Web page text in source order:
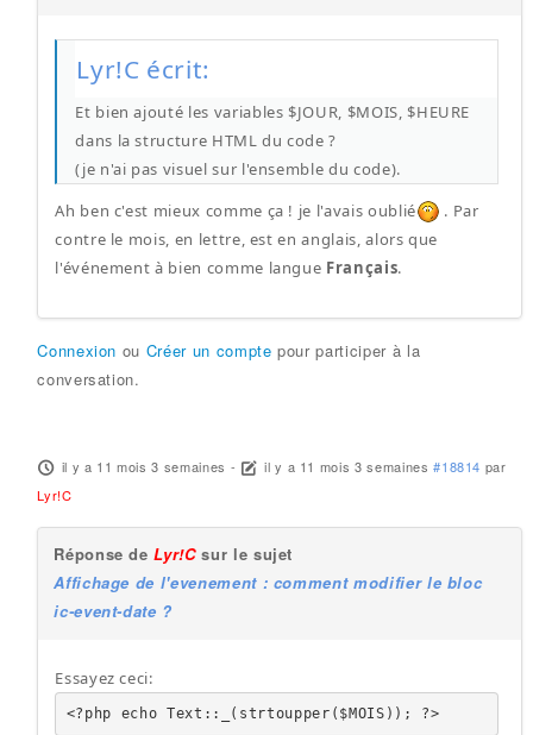
Lyr!C écrit:
Et bien ajouté les variables $JOUR, $MOIS, $HEURE
dans la structure HTML du code ?
(je n'ai pas visuel sur l'ensemble du code).
Ah ben c'est mieux comme ça ! je l'avais oublié
. Par
contre le mois, en lettre, est en anglais, alors que
l'événement à bien comme langue Français.
Connexion ou Créer un compte pour participer à la
conversation.
il y a 11 mois 3 semaines - il y a 11 mois 3 semaines #18814 par
Lyr!C
Réponse deLyr!Csur le sujet
Affichage de l'evenement : comment modifier le bloc
ic-event-date ?
Essayez ceci:
<?php echo Text::_(strtoupper($MOIS)); ?>